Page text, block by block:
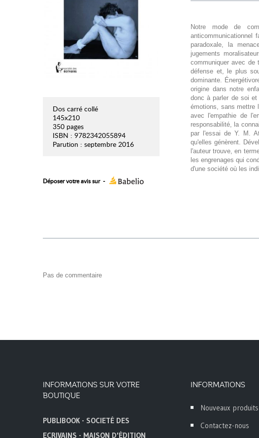
Dos carré collé
145x210
350 pages
ISBN : 9782342055894
Parution : septembre 2016
Déposer votre avis sur -
Notre mode de
anticommunicationnel
paradoxale, la
jugements
communiquer avec de
défense et, le plus
dominante.
origine dans notre
donc à parler de soi
émotions, sans mettre
avec l'empathie de
responsabilité, la
par l'essai de Y. M.
qu'elles génèrent.
l'auteur trouve, en
les engrenages qui
d'une société où les
Pas de commentaire
INFORMATIONS SUR VOTRE
BOUTIQUE
PUBLIBOOK - SOCIETÉ DES
ECRIVAINS - MAISON D'ÉDITION
INFORMATIONS
Nouveaux produits
Contactez-nous